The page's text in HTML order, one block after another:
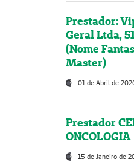
Prestador:
Geral Ltda,
(Nome
Master)
01 de Abril de
Prestador
ONCOLOGIA
15 de Janeiro de